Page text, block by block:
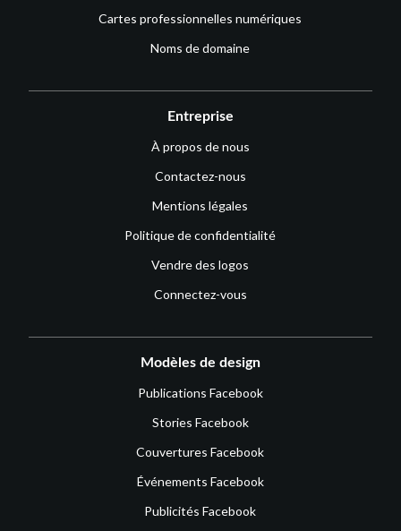
Cartes professionnelles numériques
Noms de domaine
Entreprise
À propos de nous
Contactez-nous
Mentions légales
Politique de confidentialité
Vendre des logos
Connectez-vous
Modèles de design
Publications Facebook
Stories Facebook
Couvertures Facebook
Événements Facebook
Publicités Facebook